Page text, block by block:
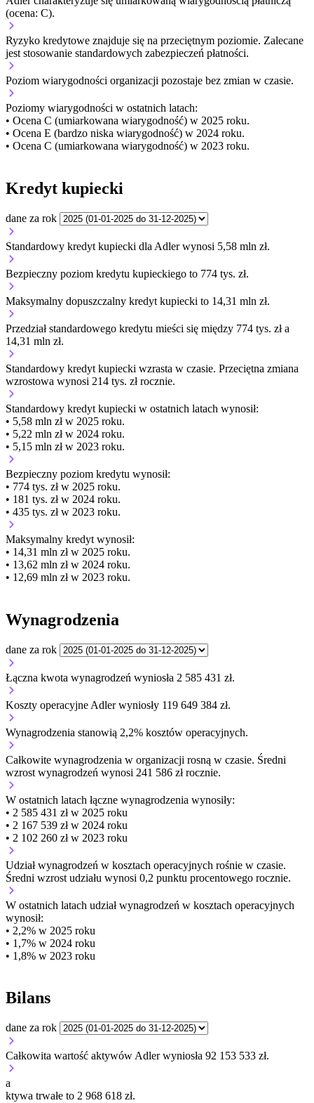
(ocena: C).
Ryzyko kredytowe znajduje się na przeciętnym poziomie. Zalecane
jest stosowanie standardowych zabezpieczeń płatności.
Poziom wiarygodności organizacji pozostaje bez zmian w czasie.
Poziomy wiarygodności w ostatnich latach:
• Ocena C (umiarkowana wiarygodność) w 2025 roku.
• Ocena E (bardzo niska wiarygodność) w 2024 roku.
• Ocena C (umiarkowana wiarygodność) w 2023 roku.
Kredyt kupiecki
dane za rok
Standardowy kredyt kupiecki dla Adler wynosi 5,58 mln zł.
Bezpieczny poziom kredytu kupieckiego to 774 tys. zł.
Maksymalny dopuszczalny kredyt kupiecki to 14,31 mln zł.
Przedział standardowego kredytu mieści się między 774 tys. zł a
14,31 mln zł.
Standardowy kredyt kupiecki wzrasta w czasie. Przeciętna zmiana
wzrostowa wynosi 214 tys. zł rocznie.
Standardowy kredyt kupiecki w ostatnich latach wynosił:
• 5,58 mln zł w 2025 roku.
• 5,22 mln zł w 2024 roku.
• 5,15 mln zł w 2023 roku.
Bezpieczny poziom kredytu wynosił:
• 774 tys. zł w 2025 roku.
• 181 tys. zł w 2024 roku.
• 435 tys. zł w 2023 roku.
Maksymalny kredyt wynosił:
• 14,31 mln zł w 2025 roku.
• 13,62 mln zł w 2024 roku.
• 12,69 mln zł w 2023 roku.
Wynagrodzenia
dane za rok
Łączna kwota wynagrodzeń wyniosła 2 585 431 zł.
Koszty operacyjne Adler wyniosły 119 649 384 zł.
Wynagrodzenia stanowią 2,2% kosztów operacyjnych.
Całkowite wynagrodzenia w organizacji rosną w czasie. Średni
wzrost wynagrodzeń wynosi 241 586 zł rocznie.
W ostatnich latach łączne wynagrodzenia wynosiły:
• 2 585 431 zł w 2025 roku
• 2 167 539 zł w 2024 roku
• 2 102 260 zł w 2023 roku
Udział wynagrodzeń w kosztach operacyjnych rośnie w czasie.
Średni wzrost udziału wynosi 0,2 punktu procentowego rocznie.
W ostatnich latach udział wynagrodzeń w kosztach operacyjnych
wynosił:
• 2,2% w 2025 roku
• 1,7% w 2024 roku
• 1,8% w 2023 roku
Bilans
dane za rok
Całkowita wartość aktywów Adler wyniosła 92 153 533 zł.
a
ktywa trwałe to 2 968 618 zł.